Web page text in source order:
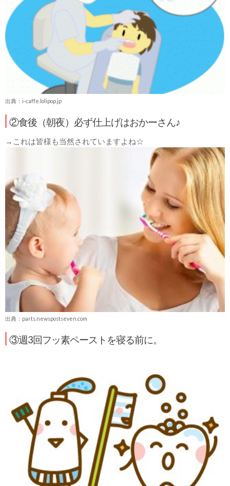
出典：i-caffe.lolipop.jp
②食後（朝夜）必ず仕上げはおかーさん♪
→これは皆様も当然されていますよね☆
出典：parts.newspostseven.com
③週3回フッ素ペーストを寝る前に。